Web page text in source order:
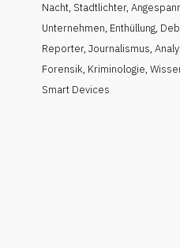
Nacht, Stadtlichter,
Unternehmen, Enthüllung,
Reporter,Journalismus,
Forensik, Kriminologie,
Smart Devices